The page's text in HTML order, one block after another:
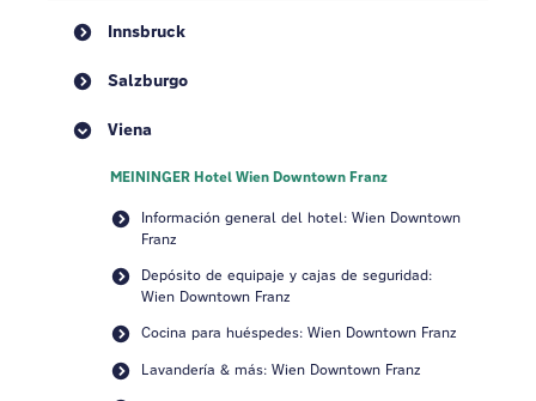
Innsbruck
Salzburgo
Viena
MEININGER Hotel Wien Downtown Franz
Información general del hotel: Wien Downtown
Franz
Depósito de equipaje y cajas de seguridad:
Wien Downtown Franz
Cocina para huéspedes: Wien Downtown Franz
Lavandería & más: Wien Downtown Franz